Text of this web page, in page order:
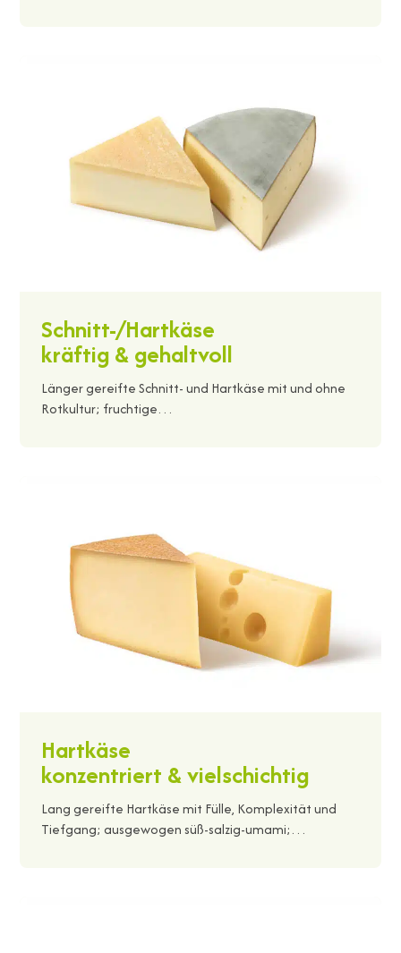
Schnitt-/Hartkäse
kräftig & gehaltvoll
Länger gereifte Schnitt- und Hartkäse mit und ohne
Rotkultur; fruchtige…
Hartkäse
konzentriert & vielschichtig
Lang gereifte Hartkäse mit Fülle, Komplexität und
Tiefgang; ausgewogen süß-salzig-umami;…